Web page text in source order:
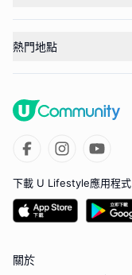
熱門地點
下載 U Lifestyle應用程式
關於